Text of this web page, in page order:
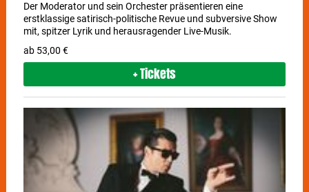
Der Moderator und sein Orchester präsentieren eine
erstklassige satirisch-politische Revue und subversive Show
mit, spitzer Lyrik und herausragender Live-Musik.
ab 53,00 €
+ Tickets